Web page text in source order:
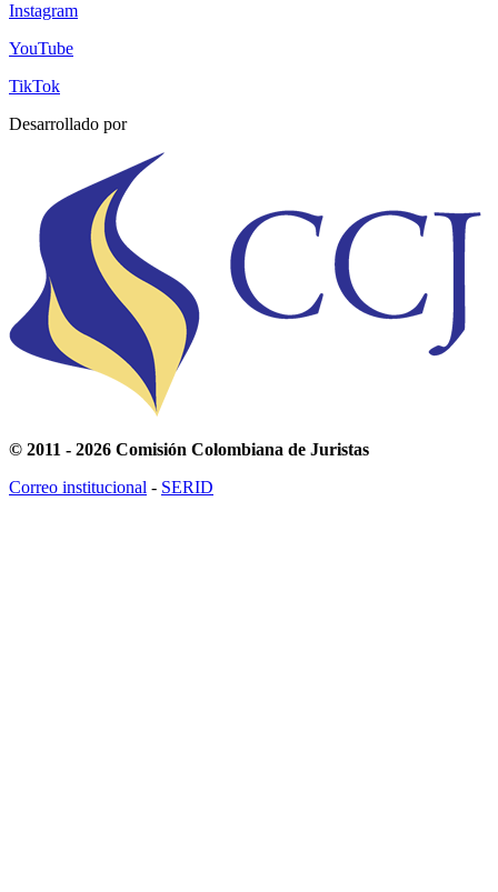
Instagram
YouTube
TikTok
Desarrollado por
© 2011 - 2026 Comisión Colombiana de Juristas
Correo institucional - SERID